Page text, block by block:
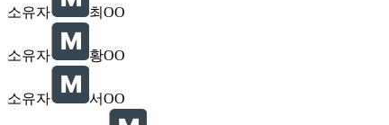
소유자 최OO
소유자 황OO
소유자 서OO